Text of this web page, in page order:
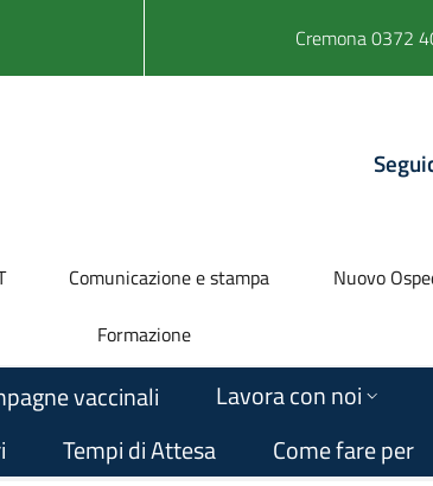
Cremona 0372
Comunicazione e stampa Nuovo
Formazione
vaccinali Lavora con noi
Tempi di Attesa Come fare per